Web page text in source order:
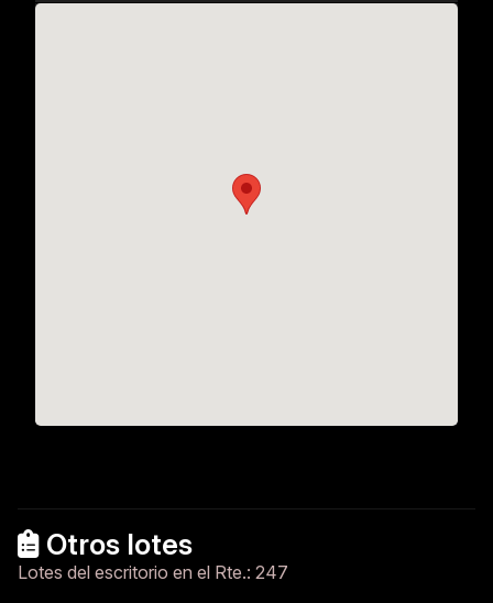
Otros lotes
Lotes del escritorio en el Rte.: 247